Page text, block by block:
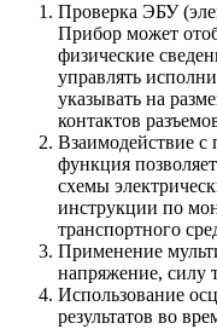
Проверка ЭБУ
Прибор может
физические
управлять
указывать на
контактов
Взаимодействие
функция
схемы
инструкции по
транспортного
Применение
напряжение, силу
Использование
результатов во